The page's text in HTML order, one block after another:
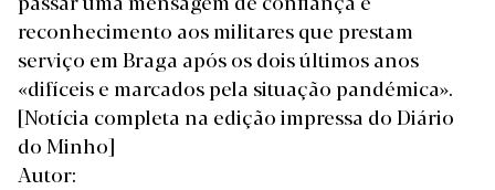
reconhecimento aos militares que prestam
serviço em Braga após os dois últimos anos
«difíceis e marcados pela situação pandémica».
[Notícia completa na edição impressa do Diário
do Minho]
Autor: